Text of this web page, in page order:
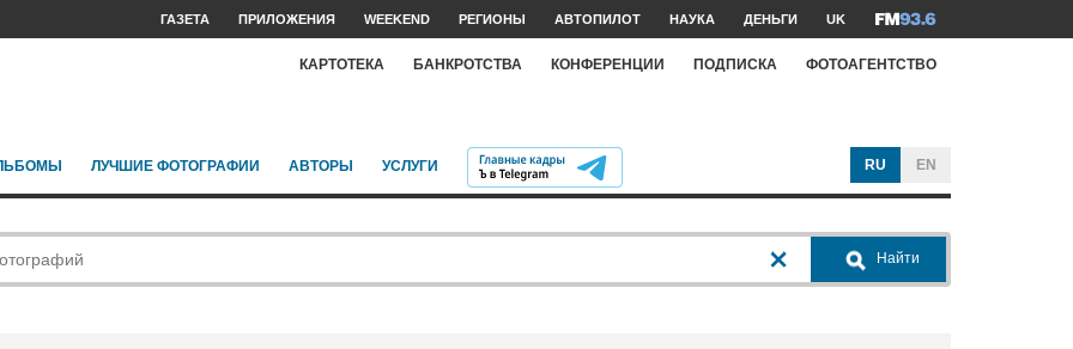
ГАЗЕТА ПРИЛОЖЕНИЯ WEEKEND РЕГИОНЫ АВТОПИЛОТ НАУКА ДЕНЬГИ UK
КАРТОТЕКА БАНКРОТСТВА КОНФЕРЕНЦИИ ПОДПИСКА ФОТОАГЕНТСТВО
ЛУЧШИЕ ФОТОГРАФИИ АВТОРЫ УСЛУГИ RU EN
Найти